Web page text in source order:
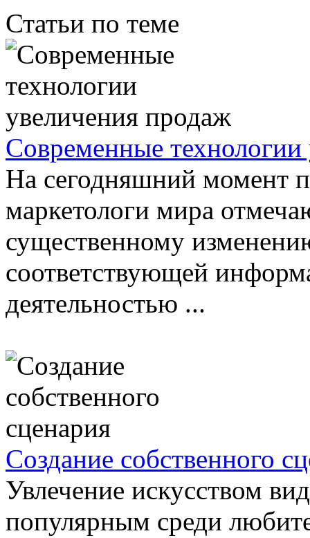
Статьи по теме
Современные
На сегодняшний момент
маркетологи мира
существенному
соответствующей
деятельностью ...
Создание собственного
Увлечение искусством
популярным среди